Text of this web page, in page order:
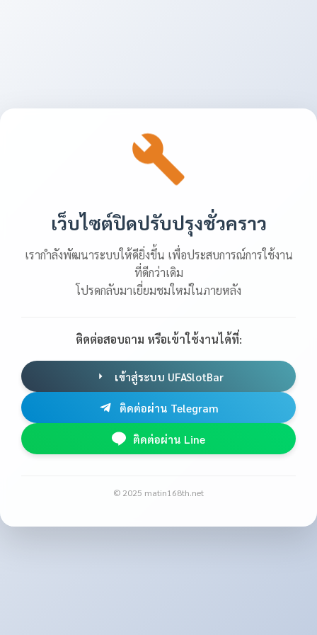
เว็บไซต์ปิดปรับปรุงชั่วคราว
เรากำลังพัฒนาระบบให้ดียิ่งขึ้น เพื่อประสบการณ์การใช้งาน
ที่ดีกว่าเดิม
โปรดกลับมาเยี่ยมชมใหม่ในภายหลัง
ติดต่อสอบถาม หรือเข้าใช้งานได้ที่:
เข้าสู่ระบบ UFASlotBar
ติดต่อผ่าน Telegram
ติดต่อผ่าน Line
© 2025 matin168th.net